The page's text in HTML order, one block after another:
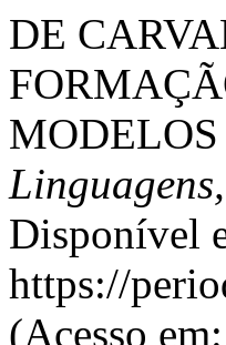
DE
Disponível
https://
(Acesso